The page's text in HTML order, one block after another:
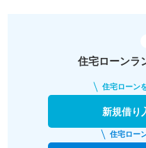
住宅ローンラ
住宅ローン
新規借り
住宅ロー